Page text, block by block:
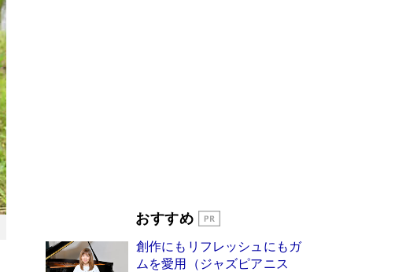
「『火垂るの墓』は、大嘘である」原作者が抱き
続けた“自責の念”とは…「自己憐憫は描きたくな
い」監督が徹底的にこだわったこと（後編） #
戦争の記憶
Book Bang
おすすめ
創作にもリフレッシュにもガ
ムを愛用（ジャズピアニス